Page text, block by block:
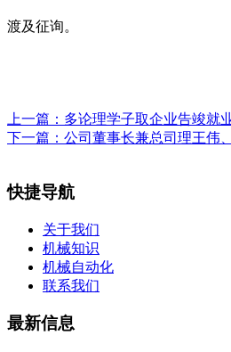
渡及征询。
上一篇： 多论理学子取企业告竣就
下一篇： 公司董事长兼总司理王伟
快捷导航
关于我们
机械知识
机械自动化
联系我们
最新信息